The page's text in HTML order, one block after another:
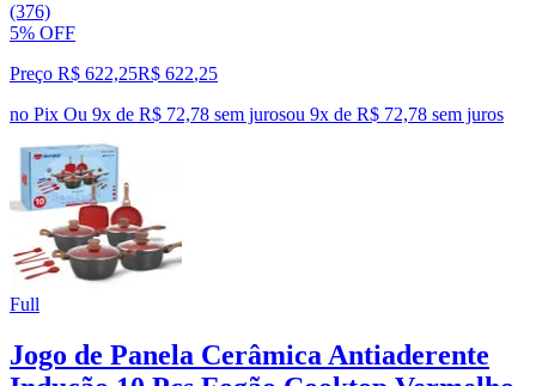
(376)
5% OFF
Preço R$ 622,25R$ 622,25
no Pix Ou 9x de R$ 72,78 sem jurosou 9x de R$ 72,78 sem juros
Full
Jogo de Panela Cerâmica Antiaderente